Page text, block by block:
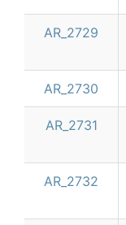
AR_2729
AR_2730
AR_2731
AR_2732